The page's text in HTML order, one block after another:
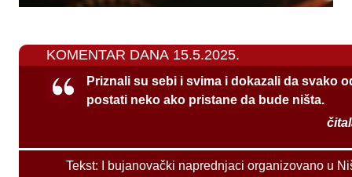
KOMENTAR DANA 15.5.2025.
Priznali su sebi i svima i dokazali da svako
postati neko ako pristane da bude ništa.
Tekst:
I bujanovački naprednjaci organizovano u